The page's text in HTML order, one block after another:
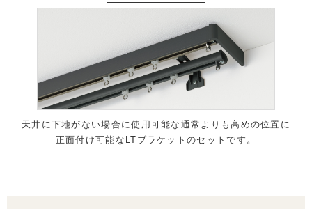
天井に下地がない場合に使用可能な通常よりも高めの位置に
正面付け可能なLTブラケットのセットです。